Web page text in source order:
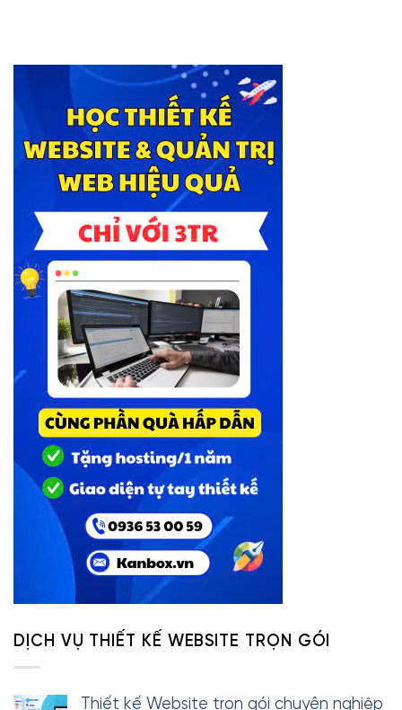
DỊCH VỤ THIẾT KẾ WEBSITE TRỌN GÓI
Thiết kế Website trọn gói chuyên nghiệp